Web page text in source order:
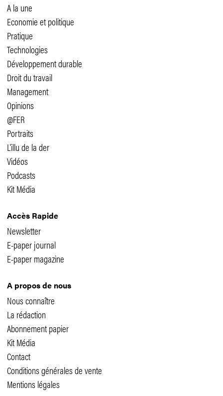
A la une
Economie et politique
Pratique
Technologies
Développement durable
Droit du travail
Management
Opinions
@FER
Portraits
L'illu de la der
Vidéos
Podcasts
Kit Média
Accès Rapide
Newsletter
E-paper journal
E-paper magazine
A propos de nous
Nous connaître
La rédaction
Abonnement papier
Kit Média
Contact
Conditions générales de vente
Mentions légales